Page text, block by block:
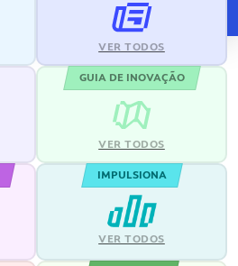
VER TODOS
GUIA DE INOVAÇÃO
VER TODOS
IMPULSIONA
VER TODOS